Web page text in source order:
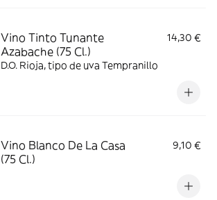
Vino Tinto Tunante
Azabache (75 Cl.)
14,30 €
D.O. Rioja, tipo de uva Tempranillo
Vino Blanco De La Casa
(75 Cl.)
9,10 €